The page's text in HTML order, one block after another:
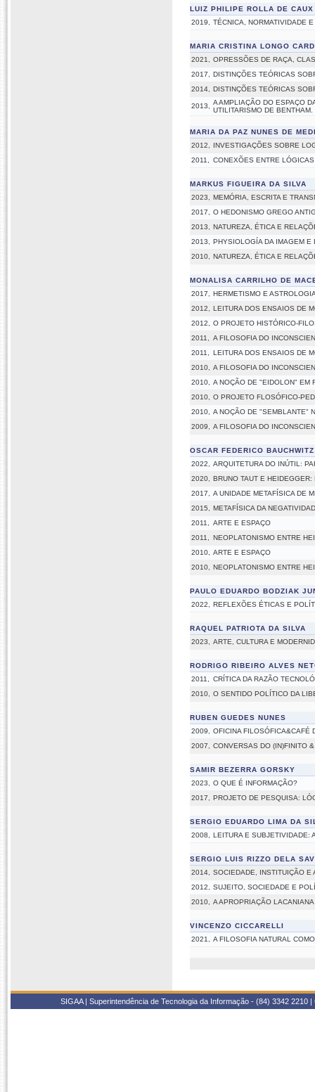
LUIZ PHILIPE ROLLA DE CAUX
2019,
TÉCNICA, NORMATIVIDADE
MARIA CRISTINA LONGO
2021,
OPRESSÕES DE RAÇA,
2017,
DISTINÇÕES TEÓRICAS
2014,
DISTINÇÕES TEÓRICAS
2013,
A AMPLIAÇÃO DO ESPAÇO
UTILITARISMO DE BENTHAM.
MARIA DA PAZ NUNES DE
2012,
INVESTIGAÇÕES SOBRE
2011,
CONEXÕES ENTRE
MARKUS FIGUEIRA DA SILVA
2023,
MEMÓRIA, ESCRITA E
2017,
O HEDONISMO GREGO
2013,
NATUREZA, ÉTICA E
2013,
PHYSIOLOGÍA DA IMAGEM E
2010,
NATUREZA, ÉTICA E
MONALISA CARRILHO DE
2017,
HERMETISMO E
2012,
LEITURA DOS ENSAIOS DE
2012,
O PROJETO HISTÓRICO-
2011,
A FILOSOFIA DO
2011,
LEITURA DOS ENSAIOS DE
2010,
A FILOSOFIA DO
2010,
A NOÇÃO DE "EIDOLON" EM
2010,
O PROJETO FLOSÓFICO-
2010,
A NOÇÃO DE "SEMBLANTE"
2009,
A FILOSOFIA DO
OSCAR FEDERICO BAUCHWITZ
2022,
ARQUITETURA DO INÚTIL:
2020,
BRUNO TAUT E HEIDEGGER:
2017,
A UNIDADE METAFÍSICA DE
2015,
METAFÍSICA DA
2011,
ARTE E ESPAÇO
2011,
NEOPLATONISMO ENTRE
2010,
ARTE E ESPAÇO
2010,
NEOPLATONISMO ENTRE
PAULO EDUARDO BODZIAK
2022,
REFLEXÕES ÉTICAS E
RAQUEL PATRIOTA DA SILVA
2023,
ARTE, CULTURA E
RODRIGO RIBEIRO ALVES
2011,
CRÍTICA DA RAZÃO
2010,
O SENTIDO POLÍTICO DA
RUBEN GUEDES NUNES
2009,
OFICINA FILOSÓFICA&CAFÉ
2007,
CONVERSAS DO (IN)FINITO
SAMIR BEZERRA GORSKY
2023,
O QUE É INFORMAÇÃO?
2017,
PROJETO DE PESQUISA:
SERGIO EDUARDO LIMA DA
2008,
LEITURA E SUBJETIVIDADE:
SERGIO LUIS RIZZO DELA
2014,
SOCIEDADE, INSTITUIÇÃO E
2012,
SUJEITO, SOCIEDADE E
2010,
A APROPRIAÇÃO
VINCENZO CICCARELLI
2021,
A FILOSOFIA NATURAL
SIGAA | Superintendência de Tecnologia da Informação - (84) 3342